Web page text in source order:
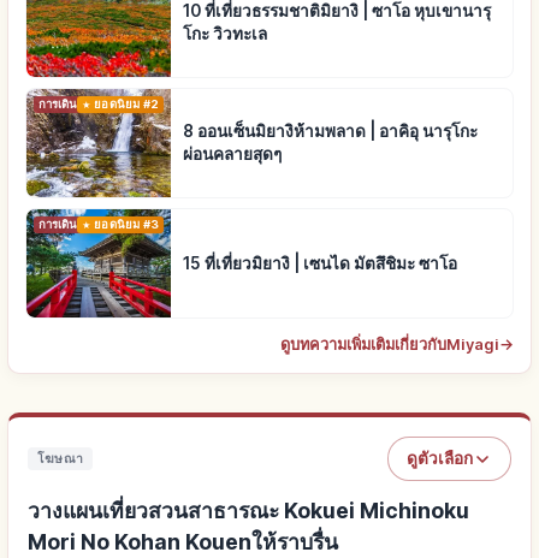
10 ที่เที่ยวธรรมชาติมิยางิ | ซาโอ หุบเขานารุ
โกะ วิวทะเล
การเดินทางยอดนิยม #2
8 ออนเซ็นมิยางิห้ามพลาด | อาคิอุ นารุโกะ
ผ่อนคลายสุดๆ
การเดินทางยอดนิยม #3
15 ที่เที่ยวมิยางิ | เซนได มัตสึชิมะ ซาโอ
ดูบทความเพิ่มเติมเกี่ยวกับMiyagi→
โฆษณา ดูตัวเลือก
วางแผนเที่ยวสวนสาธารณะ Kokuei Michinoku
Mori No Kohan Kouenให้ราบรื่น